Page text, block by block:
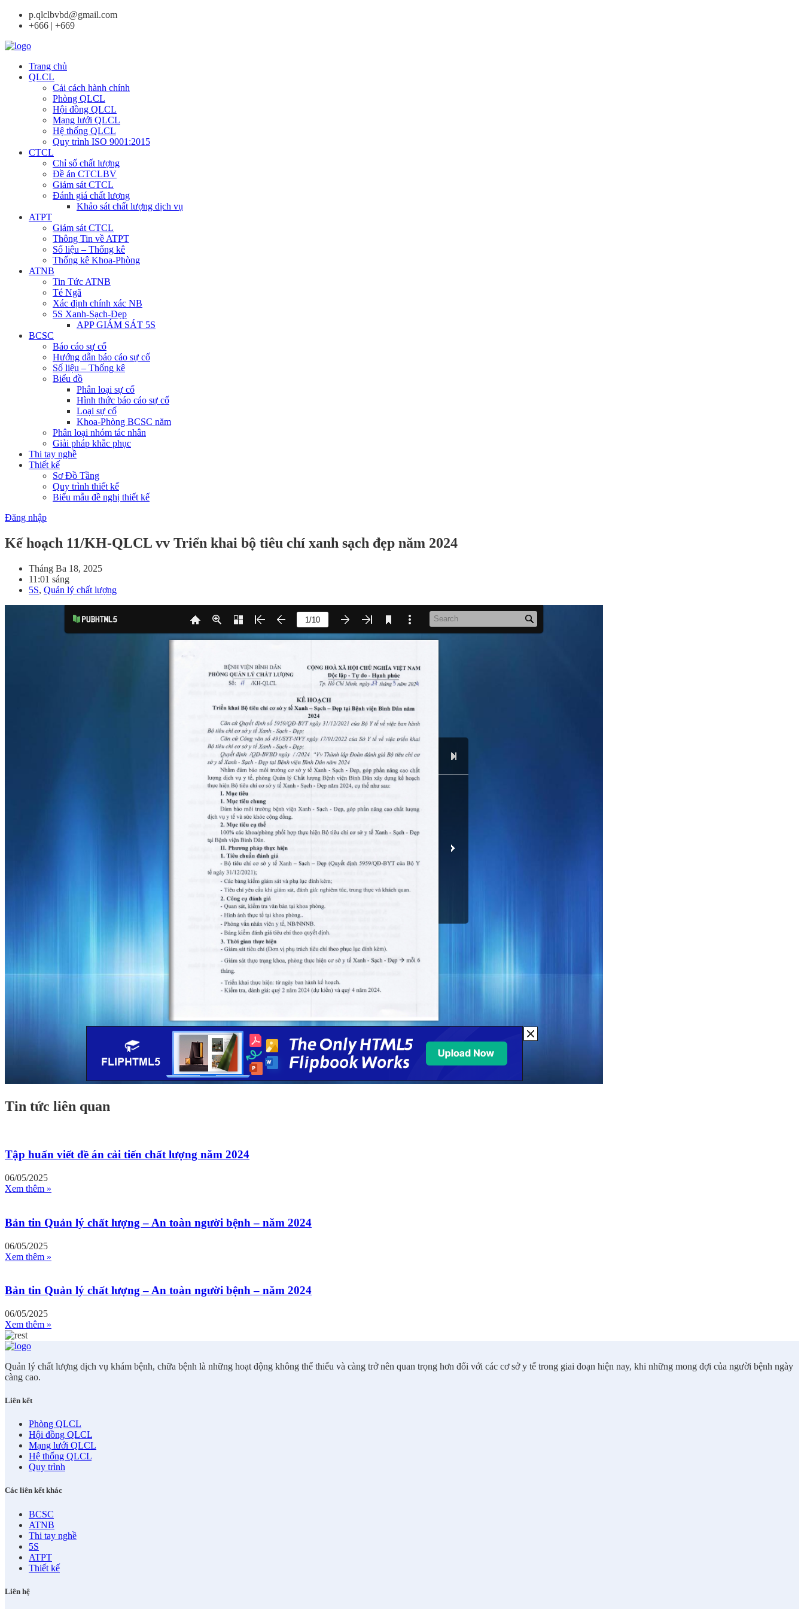
p.qlclbvbd@gmail.com
+666 | +669
Trang chủ
QLCL
Cải cách hành chính
Phòng QLCL
Hội đồng QLCL
Mạng lưới QLCL
Hệ thống QLCL
Quy trình ISO 9001:2015
CTCL
Chỉ số chất lượng
Đề án CTCLBV
Giám sát CTCL
Đánh giá chất lượng
Khảo sát chất lượng dịch vụ
ATPT
Giám sát CTCL
Thông Tin về ATPT
Số liệu – Thống kê
Thống kê Khoa-Phòng
ATNB
Tin Tức ATNB
Té Ngã
Xác định chính xác NB
5S Xanh-Sạch-Đẹp
APP GIÁM SÁT 5S
BCSC
Báo cáo sự cố
Hướng dẫn báo cáo sự cố
Số liệu – Thống kê
Biểu đồ
Phân loại sự cố
Hình thức báo cáo sự cố
Loại sự cố
Khoa-Phòng BCSC năm
Phân loại nhóm tác nhân
Giải pháp khắc phục
Thi tay nghề
Thiết kế
Sơ Đồ Tầng
Quy trình thiết kế
Biểu mẫu đề nghị thiết kế
Đăng nhập
Kế hoạch 11/KH-QLCL vv Triển khai bộ tiêu chí xanh sạch đẹp năm 2024
Tháng Ba 18, 2025
11:01 sáng
5S, Quản lý chất lượng
Tin tức liên quan
Tập huấn viết đề án cải tiến chất lượng năm 2024
06/05/2025
Xem thêm »
Bản tin Quản lý chất lượng – An toàn người bệnh – năm 2024
06/05/2025
Xem thêm »
Bản tin Quản lý chất lượng – An toàn người bệnh – năm 2024
06/05/2025
Xem thêm »
Quản lý chất lượng dịch vụ khám bệnh, chữa bệnh là những hoạt động không thể thiếu và càng trở nên quan trọng hơn đối với các cơ sở y tế trong giai đoạn hiện nay, khi những mong đợi của người bệnh ngày
càng cao.
Liên kết
Phòng QLCL
Hội đồng QLCL
Mạng lưới QLCL
Hệ thống QLCL
Quy trình
Các liên kết khác
BCSC
ATNB
Thi tay nghề
5S
ATPT
Thiết kế
Liên hệ